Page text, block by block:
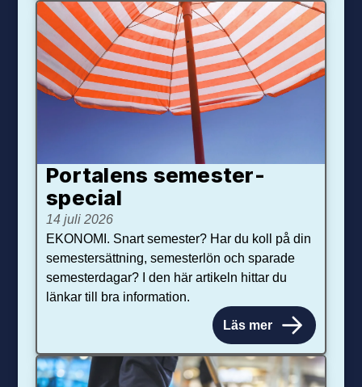
Portalens semester­
special
14 juli 2026
EKONOMI. Snart semester? Har du koll på din
semestersättning, semesterlön och sparade
semesterdagar? I den här artikeln hittar du
länkar till bra information.
Läs mer